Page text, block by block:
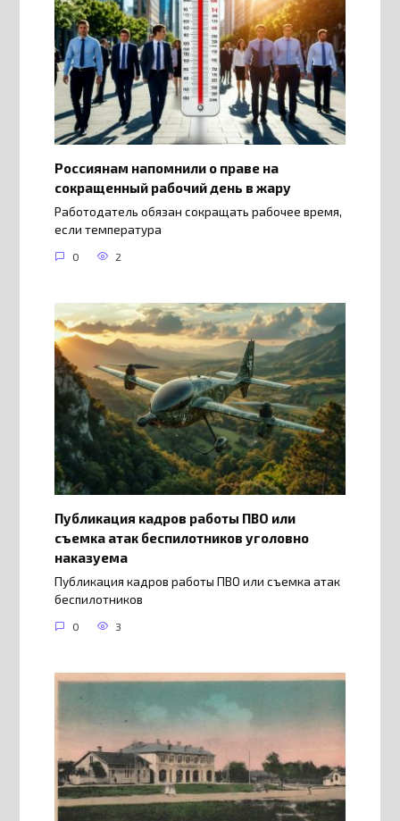
Россиянам напомнили о праве на
сокращенный рабочий день в жару
Работодатель обязан сокращать рабочее время,
если температура
0 2
Публикация кадров работы ПВО или
съемка атак беспилотников уголовно
наказуема
Публикация кадров работы ПВО или съемка атак
беспилотников
0 3